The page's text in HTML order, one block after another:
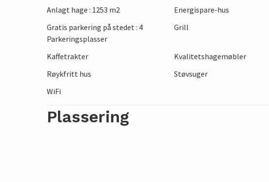
Området rundt tilbyr en rekke aktiviteter og
Michelin-restaurant. For stranddager tilbyr Haveje på
strandstemning som gir feriefølelse. Street food,
ikke langt unna.
Anlagt hage : 1253 m2 Energispare-hus
Gratis parkering på stedet : 4
Parkeringsplasser
Grill
Kaffetrakter Kvalitetshagemøbler
Røykfritt hus
Støvsuger
WiFi
Plassering